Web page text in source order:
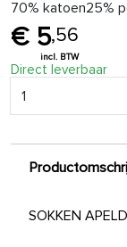
70% katoen25%
5,56
Direct leverbaar
SOKKEN